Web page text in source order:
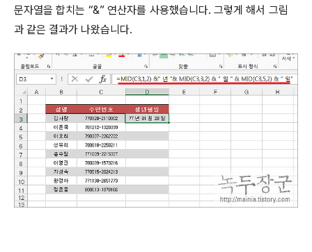
문자열을 합치는 “&” 연산자를 사용했습니다. 그렇게 해서 그림
과 같은 결과가 나왔습니다.